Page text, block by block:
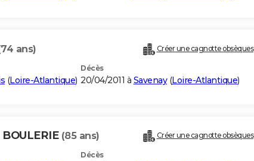
ans) Créer une cagnotte obsèques
(Loire-Atlantique)
Décès
20/04/2011 à Savenay(Loire-Atlantique)
(85 ans) Créer une cagnotte obsèques
Décès